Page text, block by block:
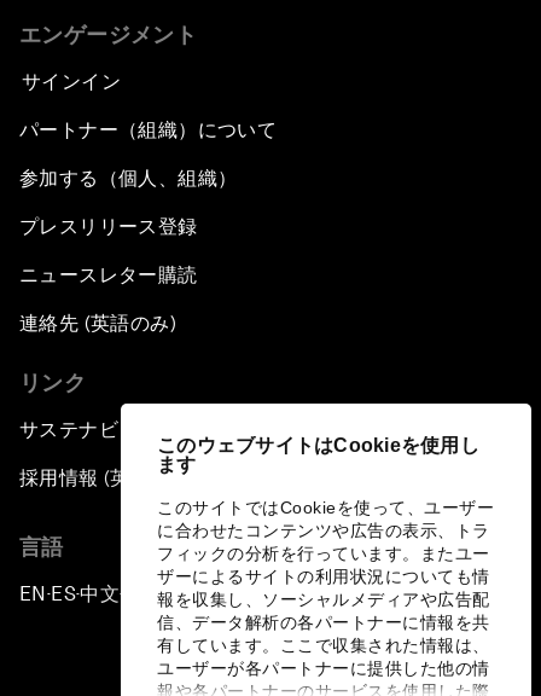
このウェブサイトはCookieを使用し
ます
このサイトではCookieを使って、ユーザー
に合わせたコンテンツや広告の表示、トラ
フィックの分析を行っています。またユー
ザーによるサイトの利用状況についても情
報を収集し、ソーシャルメディアや広告配
信、データ解析の各パートナーに情報を共
有しています。ここで収集された情報は、
ユーザーが各パートナーに提供した他の情
報や各パートナーのサービスを使用した際
エンゲージメント
サインイン
パートナー（組織）について
参加する（個人、組織）
プレスリリース登録
ニュースレター購読
連絡先 (英語のみ)
リンク
サステナビリティへの取り組み
採用情報 (英語のみ)
言語
EN ▪ES▪中文▪ 日本語